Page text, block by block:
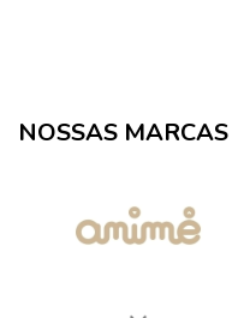
NOSSAS MARCAS